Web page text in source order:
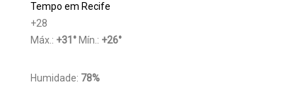
Tempo em Recife
+28
Máx.: +31°Mín.: +26°
Humidade: 78%